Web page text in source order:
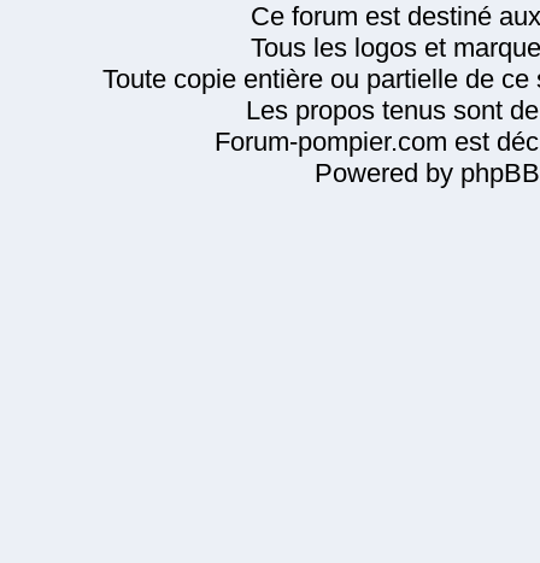
Ce forum est destiné
Tous les logos et
Toute copie entière ou partielle de
Les propos tenus sont
Forum-pompier.com est
Powered by